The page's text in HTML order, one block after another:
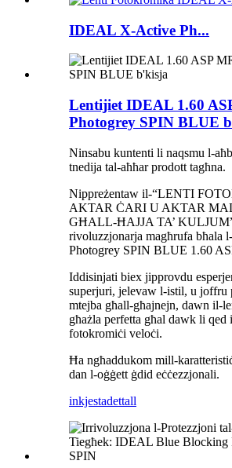
IDEAL X-Active Ph...
Lentijiet IDEAL 1.60
Photogrey SPIN BLUE
Ninsabu kuntenti li naqsmu l-
tnedija tal-aħħar prodott tagħna.
Nippreżentaw il-“LENTI
AKTAR ĊARI U AKTAR
GĦALL-ĦAJJA TA’
rivoluzzjonarja magħrufa bħala
Photogrey SPIN BLUE 1.60
Iddisinjati biex jipprovdu
superjuri, jelevaw l-istil, u joffru
mtejba għall-għajnejn, dawn il-
għażla perfetta għal dawk li
fotokromiċi veloċi.
Ħa ngħaddukom mill-
dan l-oġġett ġdid eċċezzjonali.
inkjestadettall